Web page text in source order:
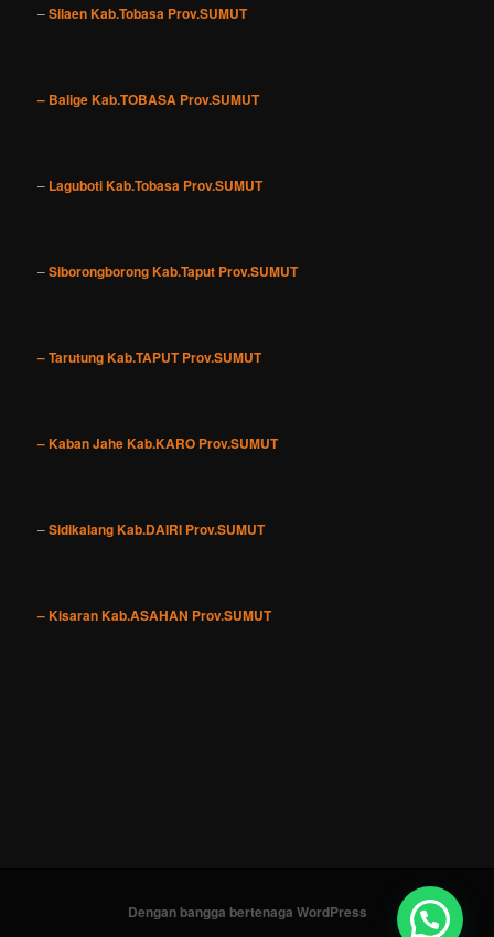
–Silaen Kab.Tobasa Prov.SUMUT
– Balige Kab.TOBASA Prov.SUMUT
– Laguboti Kab.Tobasa Prov.SUMUT
–Siborongborong Kab.Taput Prov.SUMUT
– Tarutung Kab.TAPUT Prov.SUMUT
– Kaban Jahe Kab.KARO Prov.SUMUT
–Sidikalang Kab.DAIRI Prov.SUMUT
– Kisaran Kab.ASAHAN Prov.SUMUT
Dengan bangga bertenaga WordPress